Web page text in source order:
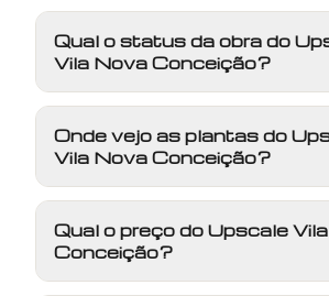
Qual o status da obra do
Vila Nova Conceição?
Onde vejo as plantas do
Vila Nova Conceição?
Qual o preço do Upscale
Conceição?